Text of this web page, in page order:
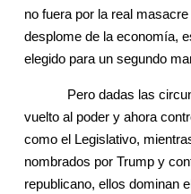
no fuera por la real
desplome de la economía,
elegido para un segundo
Pero dadas las
vuelto al poder y ahora
como el Legislativo,
nombrados por Trump y
republicano, ellos dominan